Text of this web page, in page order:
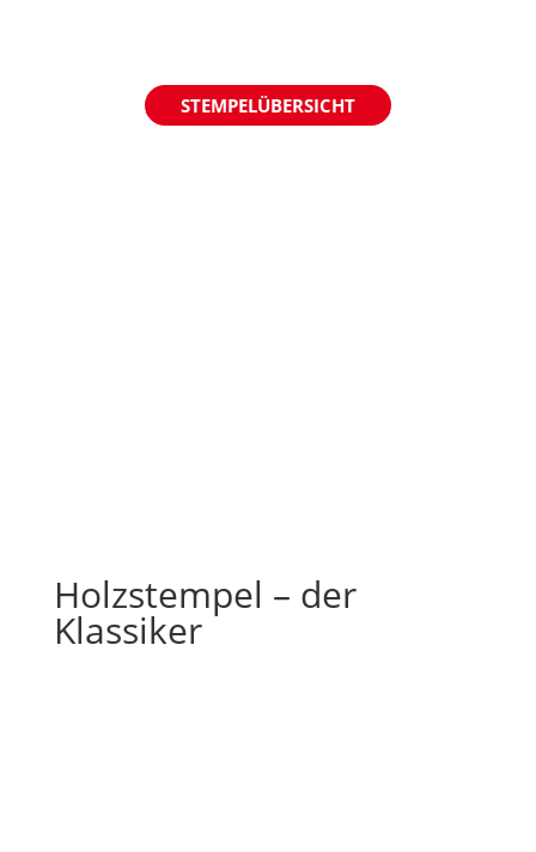
STEMPELÜBERSICHT
Holzstempel – der
Klassiker